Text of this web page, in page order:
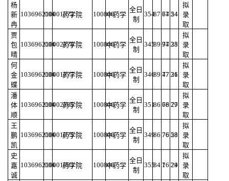
杨
新
冉
103696210001572
004 药学院 100800中药学
全日
制
35487.6477.54
24
拟
录
取
贾
包
晴
103696210002178
004 药学院 100800中药学
全日
制
34589.9477.38
25
拟
录
取
何
金
蝶
103696210001177
004 药学院 100800中药学
全日
制
34689.4777.31
26
拟
录
取
潘
体
顺
103696210002165
004 药学院 100800中药学
全日
制
35186.6876.79
27
拟
录
取
王
鹏
凯
103696210001075
004 药学院 100800中药学
全日
制
34986.7676.58
28
拟
录
取
史
嘉
诚
103696210001983
004 药学院 100800中药学
全日
制
35584.176.24
29
拟
录
取